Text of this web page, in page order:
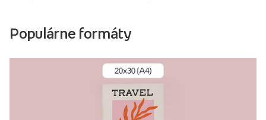
Populárne formáty